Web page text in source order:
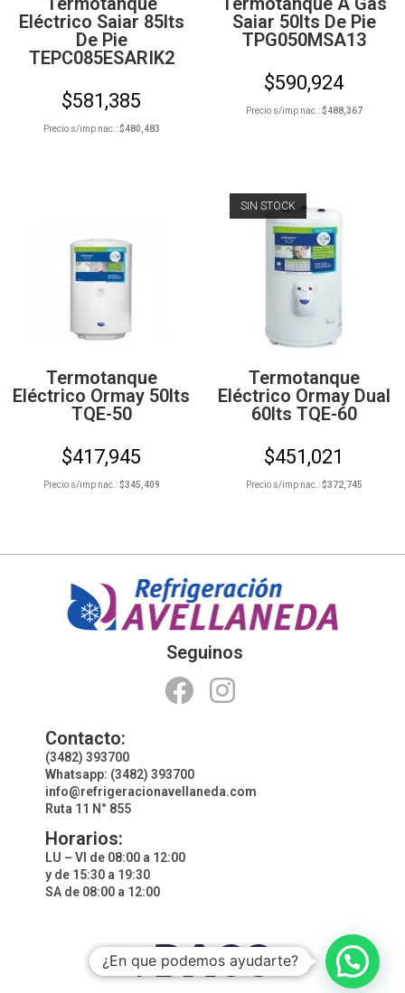
Eléctrico Saiar 85lts
De Pie
TEPC085ESARIK2
$581,385
Precio s/imp nac.:$480,483
Saiar 50lts De Pie
TPG050MSA13
$590,924
Precio s/imp nac.:$488,367
Termotanque
Eléctrico Ormay 50lts
TQE-50
$417,945
Precio s/imp nac.:$345,409
SIN STOCK
Termotanque
Eléctrico Ormay Dual
60lts TQE-60
$451,021
Precio s/imp nac.:$372,745
Seguinos
Contacto:
(3482) 393700
Whatsapp: (3482) 393700
info@refrigeracionavellaneda.com
Ruta 11 N° 855
Horarios:
LU – VI de 08:00 a 12:00
y de 15:30 a 19:30
SA de 08:00 a 12:00
¿En que podemos ayudarte?